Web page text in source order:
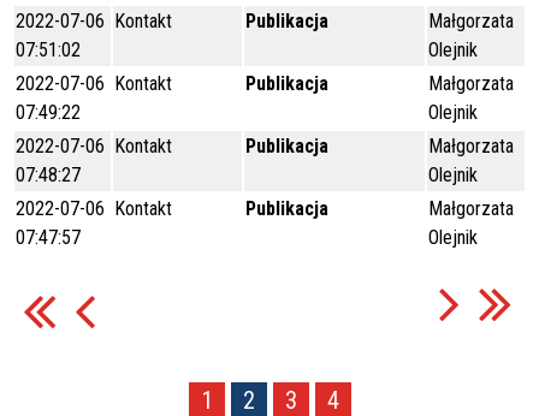
2022-07-06
07:51:02
Kontakt Publikacja
Małgorzata
Olejnik
2022-07-06
07:49:22
Kontakt Publikacja
Małgorzata
Olejnik
2022-07-06
07:48:27
Kontakt Publikacja
Małgorzata
Olejnik
2022-07-06
07:47:57
Kontakt Publikacja
Małgorzata
Olejnik
1 2 3 4